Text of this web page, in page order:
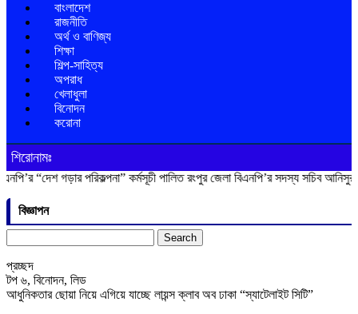
বাংলাদেশ
রাজনীতি
অর্থ ও বাণিজ্য
শিক্ষা
শিল্প-সাহিত্য
অপরাধ
খেলাধুলা
বিনোদন
করোনা
শিরোনামঃ
গড়ার পরিকল্পনা” কর্মসূচী পালিত রংপুর জেলা বিএনপি’র সদস্য সচিব আনিসুর রহমান
বিজ্ঞাপন
for:
প্রচ্ছদ
টপ ৬, বিনোদন, লিড
আধুনিকতার ছোয়া নিয়ে এগিয়ে যাচ্ছে লায়ন্স ক্লাব অব ঢাকা “স্যাটেলাইট সিটি”